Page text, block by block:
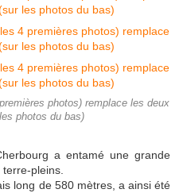
photos) remplace les deux
photos du bas)
a entamé une grande
pleins.
long de 580 mètres, a ainsi été